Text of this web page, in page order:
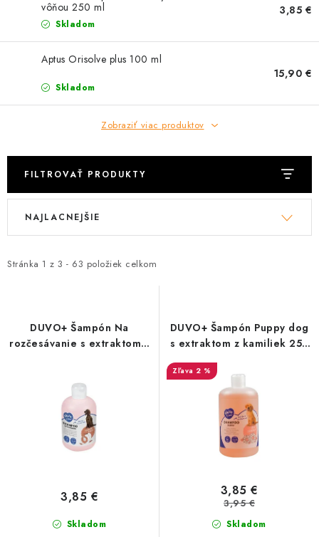
GELOREN KĽBOVÁ VÝŽIVA
CHOVATEĽSKÉ POTREBY
Kontakty Predajňa
vôňou 250 ml
Skladom
3,85 €
Aptus Orisolve plus 100 ml
Skladom
15,90 €
Zobraziť viac produktov
FILTROVAŤ PRODUKTY
V
i
o
Stránka 1 z 3 - 63 položiek celkom
R
e
p
NAJLACNEJŠIE
DUVO+ Šampón Na
rozčesávanie s extraktom s
Skladom
3,85 €
DUVO+ Šampón Puppy dog
s extraktom z kamiliek 250
2 %
Skladom
3,85 €
3,95 €